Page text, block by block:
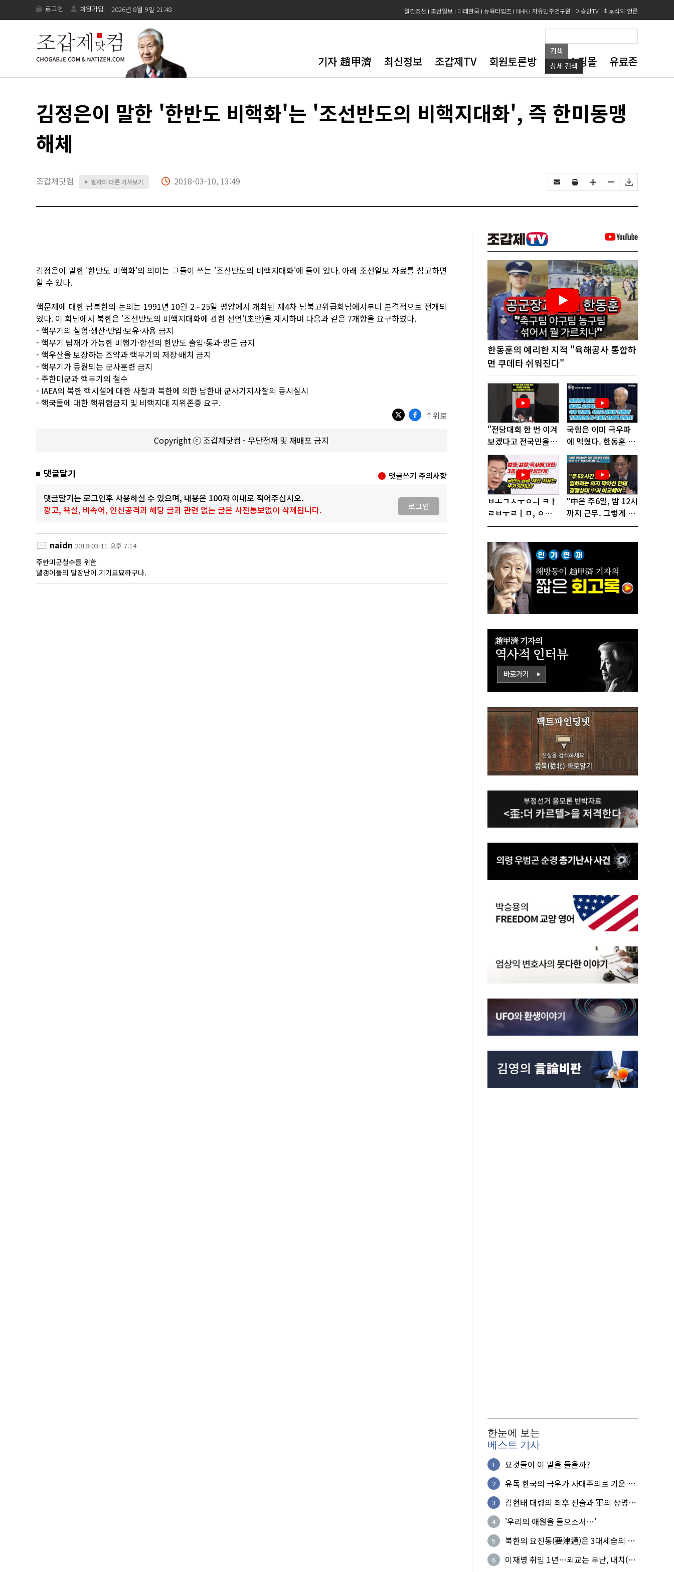
로그인 회원가입 2026년 8월 9일 21:48 월간조선 조선일보 미래한국 뉴욕타임즈 NHK 자유민주연구원 이승만TV 최보식의 언론
검색
상세 검색
기자 趙甲濟 최신정보 조갑제TV 회원토론방 도서쇼핑몰 유료존
김정은이 말한 '한반도 비핵화'는 '조선반도의 비핵지대화', 즉 한미동맹
해체
조갑제닷컴 ▶ 필자의 다른 기사보기 2018-03-10, 13:49
김정은이 말한 '한반도 비핵화'의 의미는 그들이 쓰는 '조선반도의 비핵지대화'에 들어 있다. 아래 조선일보 자료를 참고하면
알 수 있다.
핵문제에 대한 남북한의 논의는 1991년 10월 2∼25일 평양에서 개최된 제4차 남북고위급회담에서부터 본격적으로 전개되
었다. 이 회담에서 북한은 '조선반도의 비핵지대화에 관한 선언'(초안)을 제시하며 다음과 같은 7개항을 요구하였다.
- 핵무기의 실험·생산·반입·보유·사용 금지
- 핵무기 탑재가 가능한 비행기·함선의 한반도 출입·통과·방문 금지
- 핵우산을 보장하는 조약과 핵무기의 저장·배치 금지
- 핵무기가 동원되는 군사훈련 금지
- 주한미군과 핵무기의 철수
- IAEA의 북한 핵시설에 대한 사찰과 북한에 의한 남한내 군사기지사찰의 동시실시
- 핵국들에 대한 핵위협금지 및 비핵지대 지위존중 요구.
↑위로
Copyright ⓒ 조갑제닷컴 - 무단전재 및 재배포 금지
댓글달기 댓글쓰기 주의사항
댓글달기는 로그인후 사용하실 수 있으며, 내용은 100자 이내로 적어주십시오.
광고, 욕설, 비속어, 인신공격과 해당 글과 관련 없는 글은 사전통보없이 삭제됩니다.
로그인
naidn 2018-03-11 오후 7:14
주한미군철수를 위한
빨갱이들의 말장난이 기기묘묘하구나.
한동훈의 예리한 지적 "육해공사 통합하
면 쿠데타 쉬워진다"
"전당대회 한 번 이겨
보겠다고 전국민을
'지옥문'으로 밀어!"
국힘은 이미 극우파
에 먹혔다. 한동훈 창
당이 답!
ㅂㅗㄱㅅㅜㅇㅢ ㅋㅏ
ㄹㅂㅜㄹㅣㅁ, ㅇㅙ
ㄱㅜㄱㅁㅣㄴㄷㅡㄹ
ㅎㅏㄴㅏ?
"中은 주6일, 밤 12시
까지 근무. 그렇게 일
해서 어떻게 경쟁하
한눈에 보는
베스트 기사
1 요것들이 이 말을 들을까?
2
유독 한국의 극우가 사대주의로 기운 이
3
김현태 대령의 최후 진술과 軍의 상명하
4 '우리의 애원을 들으소서…'
5
북한의 요진통(要津通)은 3대세습의 사
6
이재명 취임 1년…외교는 무난, 내치(內